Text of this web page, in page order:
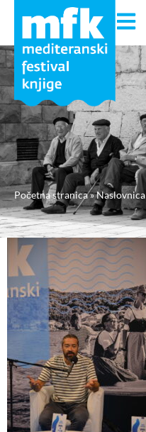
Početna stranica»Naslovnica